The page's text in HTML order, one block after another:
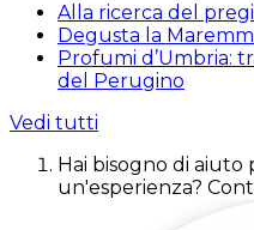
Alla ricerca del
Degusta la
Profumi d’Umbria:
del Perugino
Vedi tutti
Hai bisogno di
un'esperienza?